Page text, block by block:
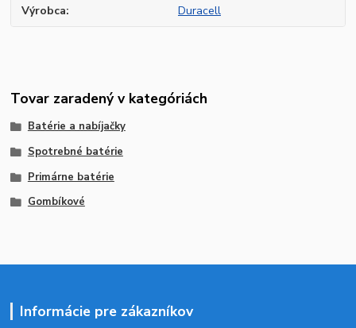
Výrobca Duracell
Tovar zaradený v kategóriách
Batérie a nabíjačky
Spotrebné batérie
Primárne batérie
Gombíkové
Informácie pre zákazníkov